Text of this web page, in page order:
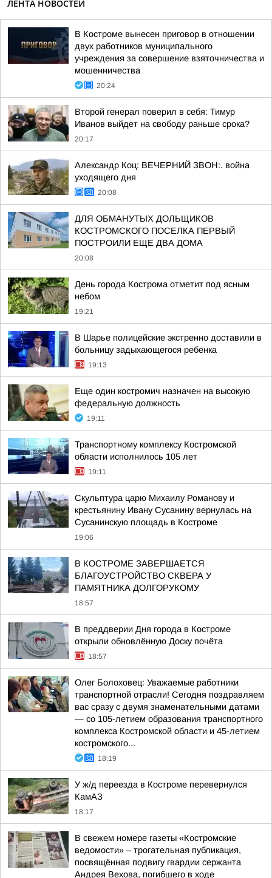
ЛЕНТА НОВОСТЕЙ
В Костроме вынесен приговор в отношении
двух работников муниципального
учреждения за совершение взяточничества и
мошенничества
20:24
Второй генерал поверил в себя: Тимур
Иванов выйдет на свободу раньше срока?
20:17
Александр Коц: ВЕЧЕРНИЙ ЗВОН:. война
уходящего дня
20:08
ДЛЯ ОБМАНУТЫХ ДОЛЬЩИКОВ
КОСТРОМСКОГО ПОСЕЛКА ПЕРВЫЙ
ПОСТРОИЛИ ЕЩЕ ДВА ДОМА
20:08
День города Кострома отметит под ясным
небом
19:21
В Шарье полицейские экстренно доставили в
больницу задыхающегося ребенка
19:13
Еще один костромич назначен на высокую
федеральную должность
19:11
Транспортному комплексу Костромской
области исполнилось 105 лет
19:11
Скульптура царю Михаилу Романову и
крестьянину Ивану Сусанину вернулась на
Сусанинскую площадь в Костроме
19:06
В КОСТРОМЕ ЗАВЕРШАЕТСЯ
БЛАГОУСТРОЙСТВО СКВЕРА У
ПАМЯТНИКА ДОЛГОРУКОМУ
18:57
В преддверии Дня города в Костроме
открыли обновлённую Доску почёта
18:57
Олег Болоховец: Уважаемые работники
транспортной отрасли! Сегодня поздравляем
вас сразу с двумя знаменательными датами
— со 105-летием образования транспортного
комплекса Костромской области и 45-летием
костромского...
18:19
У ж/д переезда в Костроме перевернулся
КамАЗ
18:17
В свежем номере газеты «Костромские
ведомости» – трогательная публикация,
посвящённая подвигу гвардии сержанта
Андрея Вехова, погибшего в ходе